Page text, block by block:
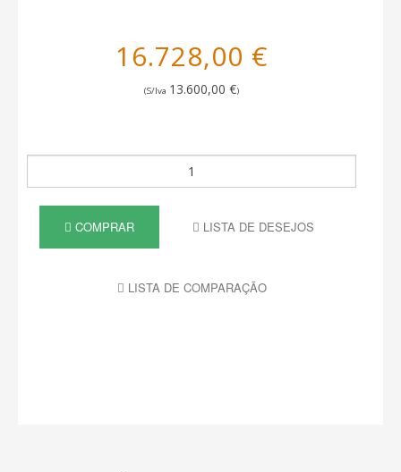
16.728,00 €
(S/Iva 13.600,00 €)
COMPRAR LISTA DE DESEJOS
LISTA DE COMPARAÇÃO